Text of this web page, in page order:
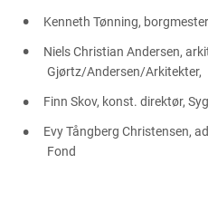
Kenneth Tønning,
Niels Christian Andersen,
Gjørtz/Andersen/Arkitekter,
Finn Skov, konst. direktør,
Evy Tångberg Christensen,
Fond